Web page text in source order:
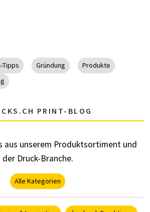
Tipps Gründung
Produkte
PRINT-BLOG
aus unserem Produktsortiment und
der Druck-Branche.
Alle Kategorien